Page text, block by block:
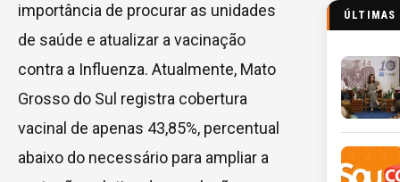
importância de procurar as unidades
de saúde e atualizar a vacinação
contra a Influenza. Atualmente, Mato
Grosso do Sul registra cobertura
vacinal de apenas 43,85%, percentual
abaixo do necessário para ampliar a